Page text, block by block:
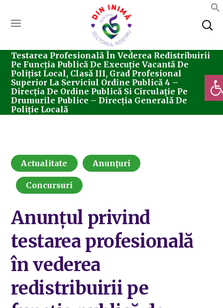
Anunțul Privind
Testarea Profesională În Vederea Redistribuirii
Pe Funcția Publică De Execuție Vacantă De
Polițist Local, Clasă III, Grad Profesional
Superior La Serviciul Ordine Publică 4 –
Direcția De Ordine Publică Si Circulație Pe
Drumurile Publice – Direcția Generală De
Poliție Locală
Actualitate Anunțuri
Concursuri
Anunțul privind
testarea profesională
în vederea
redistribuirii pe